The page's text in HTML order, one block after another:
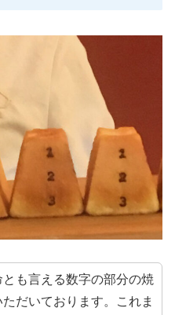
も言える数字の部分の焼
だいております。これま